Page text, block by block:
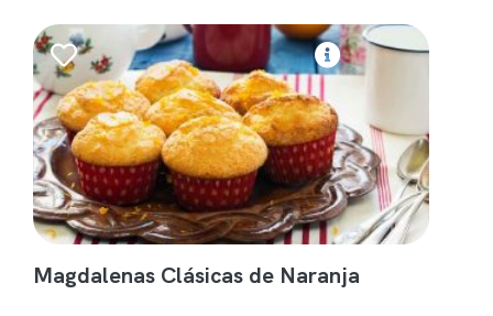
Magdalenas Clásicas de Naranja